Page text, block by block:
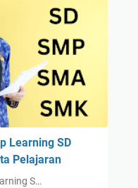
Learning SD
Pelajaran
S…